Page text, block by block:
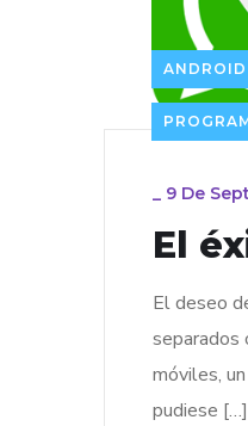
ANDROID
_ 9 De
El
El deseo
separados
móviles,
pudiese […]